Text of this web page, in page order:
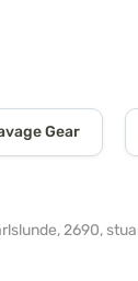
Gear
2690,